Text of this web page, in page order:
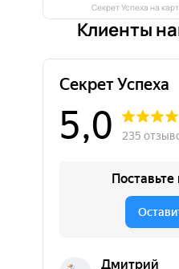
Секрет Успеха на
Клиенты